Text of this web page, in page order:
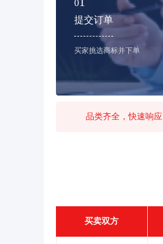
0
提交订单
买家挑选商标并下单
品类齐全，快速响应
买卖双方